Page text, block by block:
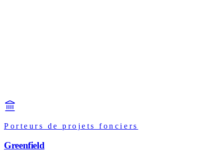
Porteurs de projets fonciers
Greenfield